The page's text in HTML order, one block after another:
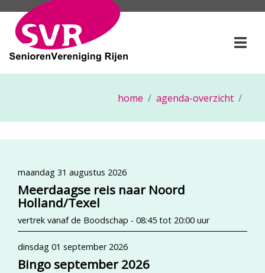
home agenda-overzicht
maandag 31 augustus 2026
Meerdaagse reis naar Noord
Holland/Texel
vertrek vanaf de Boodschap - 08:45 tot 20:00 uur
dinsdag 01 september 2026
Bingo september 2026